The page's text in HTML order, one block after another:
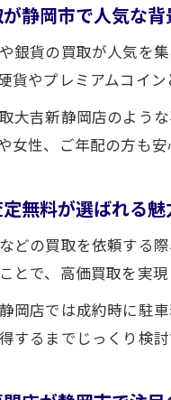
静岡市で人気な背
銀貨の買取が人気を
貨やプレミアムコイ
大吉新静岡店のよう
女性、ご年配の方も
無料が選ばれる魅
どの買取を依頼する
とで、高価買取を実現
岡店では成約時に駐
するまでじっくり検討